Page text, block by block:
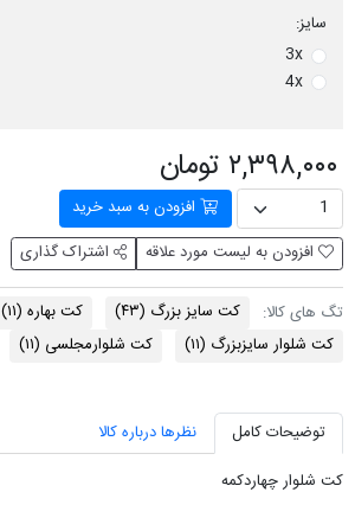
سایز:
3x
4x
۲,۳۹۸,۰۰۰ تومان
افزودن به سبد خرید
افزودن به لیست مورد علاقه
اشتراک گذاری
تگ های کالا: کت سایز بزرگ (۴۳) کت بهاره (۱۱)
کت شلوار سایزبزرگ (۱۱) کت شلوارمجلسی (۱۱)
توضیحات کامل
نظرها درباره کالا
کت شلوار چهاردکمه